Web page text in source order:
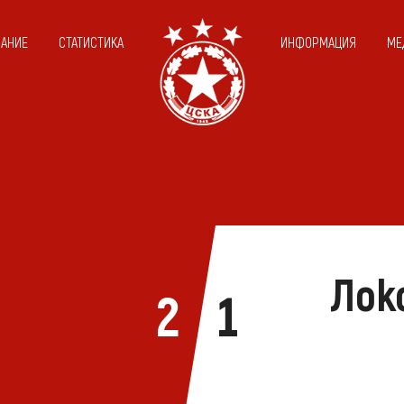
СТАТИСТИКА ИНФОРМАЦИЯ
2 1